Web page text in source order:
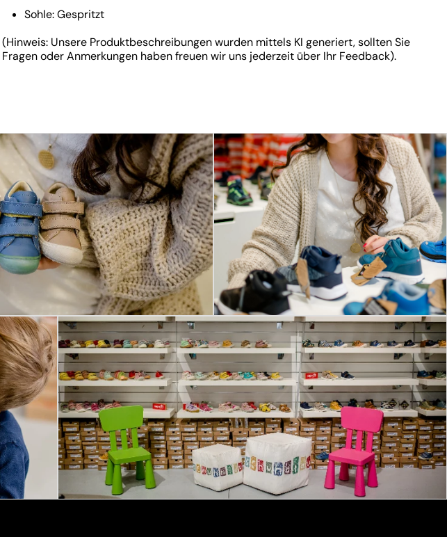
Sohle: Gespritzt
(Hinweis: Unsere Produktbeschreibungen wurden mittels KI generiert, sollten Sie
Fragen oder Anmerkungen haben freuen wir uns jederzeit über Ihr Feedback).